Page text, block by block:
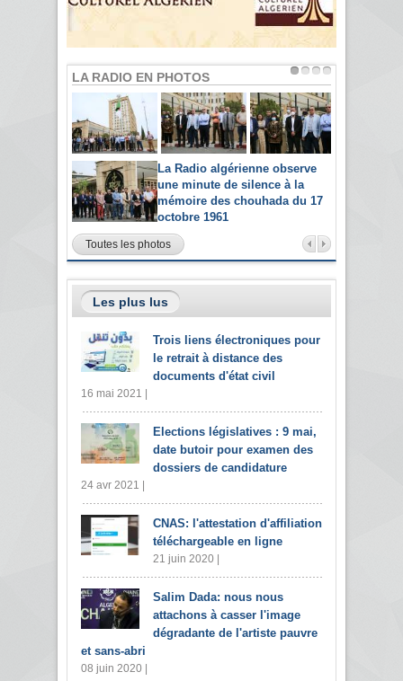
LA RADIO EN PHOTOS
La Radio algérienne observe
une minute de silence à la
mémoire des chouhada du 17
octobre 1961
Toutes les photos
Les plus lus
Trois liens électroniques pour
le retrait à distance des
documents d'état civil
16 mai 2021 |
Elections législatives : 9 mai,
date butoir pour examen des
dossiers de candidature
24 avr 2021 |
CNAS: l'attestation d'affiliation
téléchargeable en ligne
21 juin 2020 |
Salim Dada: nous nous
attachons à casser l'image
dégradante de l'artiste pauvre
et sans-abri
08 juin 2020 |